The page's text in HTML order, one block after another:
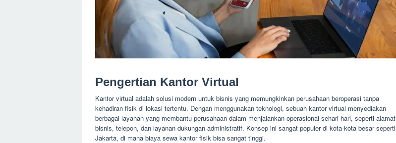
Pengertian Kantor Virtual
Kantor virtual adalah solusi modern untuk bisnis yang memungkinkan perusahaan beroperasi tanpa
kehadiran fisik di lokasi tertentu. Dengan menggunakan teknologi, sebuah kantor virtual menyediakan
berbagai layanan yang membantu perusahaan dalam menjalankan operasional sehari-hari, seperti alamat
bisnis, telepon, dan layanan dukungan administratif. Konsep ini sangat populer di kota-kota besar seperti
Jakarta, di mana biaya sewa kantor fisik bisa sangat tinggi.